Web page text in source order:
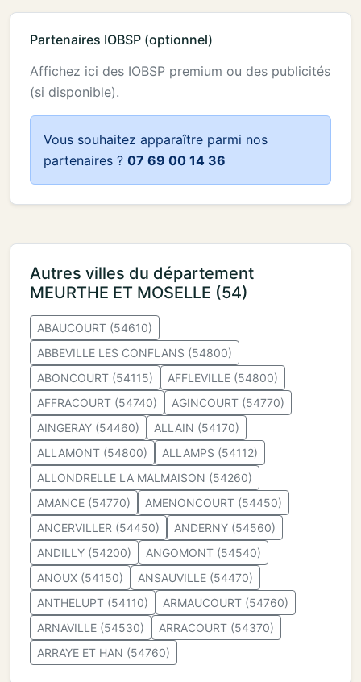
Partenaires IOBSP (optionnel)
Affichez ici des IOBSP premium ou des publicités
(si disponible).
Vous souhaitez apparaître parmi nos
partenaires ? 07 69 00 14 36
Autres villes du département
MEURTHE ET MOSELLE (54)
ABAUCOURT (54610)
ABBEVILLE LES CONFLANS (54800)
ABONCOURT (54115)
AFFLEVILLE (54800)
AFFRACOURT (54740)
AGINCOURT (54770)
AINGERAY (54460)
ALLAIN (54170)
ALLAMONT (54800)
ALLAMPS (54112)
ALLONDRELLE LA MALMAISON (54260)
AMANCE (54770)
AMENONCOURT (54450)
ANCERVILLER (54450)
ANDERNY (54560)
ANDILLY (54200)
ANGOMONT (54540)
ANOUX (54150)
ANSAUVILLE (54470)
ANTHELUPT (54110)
ARMAUCOURT (54760)
ARNAVILLE (54530)
ARRACOURT (54370)
ARRAYE ET HAN (54760)